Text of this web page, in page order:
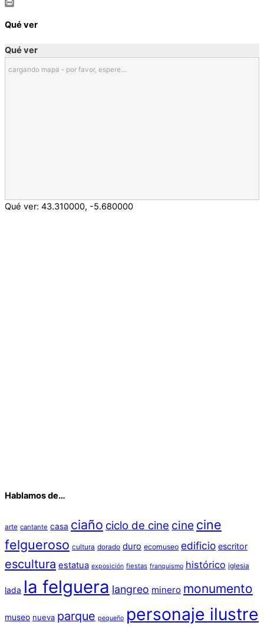
Email
Qué ver
Qué ver
cargando mapa - por favor, espere...
Qué ver: 43.310000, -5.680000
Hablamos de…
arte cantante casa ciaño ciclo de cine cine cine
felgueroso cultura dorado duro ecomuseo edificio escritor
escultura estatua exposición fiestas franquismo histórico iglesia
lada la felguera langreo minero monumento
museo nueva parque pequeño personaje ilustre